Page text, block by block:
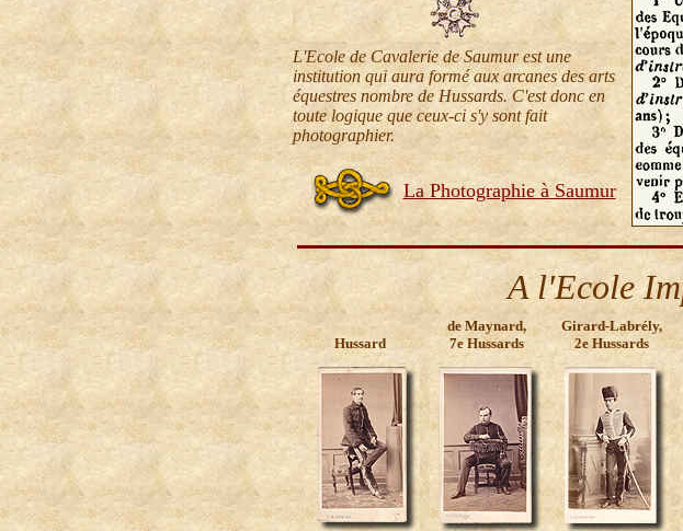
L'Ecole de Cavalerie de Saumur est une
institution qui aura formé aux arcanes des arts
équestres nombre de Hussards. C'est donc en
toute logique que ceux-ci s'y sont fait
photographier.
La Photographie à Saumur
A l'Ecole
Hussard
de Maynard,
7e Hussards
Girard-Labrély,
2e Hussards